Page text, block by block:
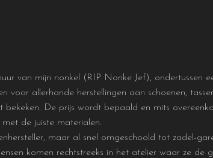
van mijn nonkel (RIP Nonke Jef), ondertussen
voor allerhande herstellingen aan schoenen,
bekeken. De prijs wordt bepaald en mits
de juiste materialen.
maar al snel omgeschoold tot zadel-
komen rechtstreeks in het atelier waar ze